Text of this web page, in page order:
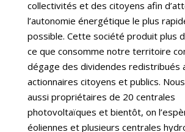
collectivités et des citoyens afin
l’autonomie énergétique le plus
possible. Cette société produit plus
ce que consomme notre territoire
dégage des dividendes redistribués
actionnaires citoyens et publics.
aussi propriétaires de 20 centrales
photovoltaïques et bientôt, on
éoliennes et plusieurs centrales